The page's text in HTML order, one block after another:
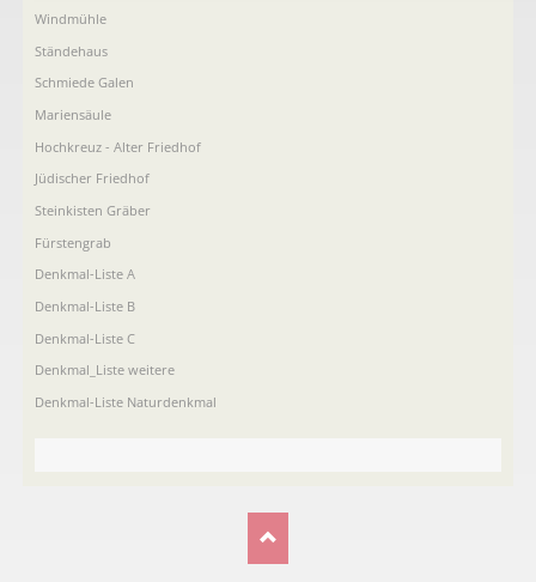
Windmühle
Ständehaus
Schmiede Galen
Mariensäule
Hochkreuz - Alter Friedhof
Jüdischer Friedhof
Steinkisten Gräber
Fürstengrab
Denkmal-Liste A
Denkmal-Liste B
Denkmal-Liste C
Denkmal_Liste weitere
Denkmal-Liste Naturdenkmal